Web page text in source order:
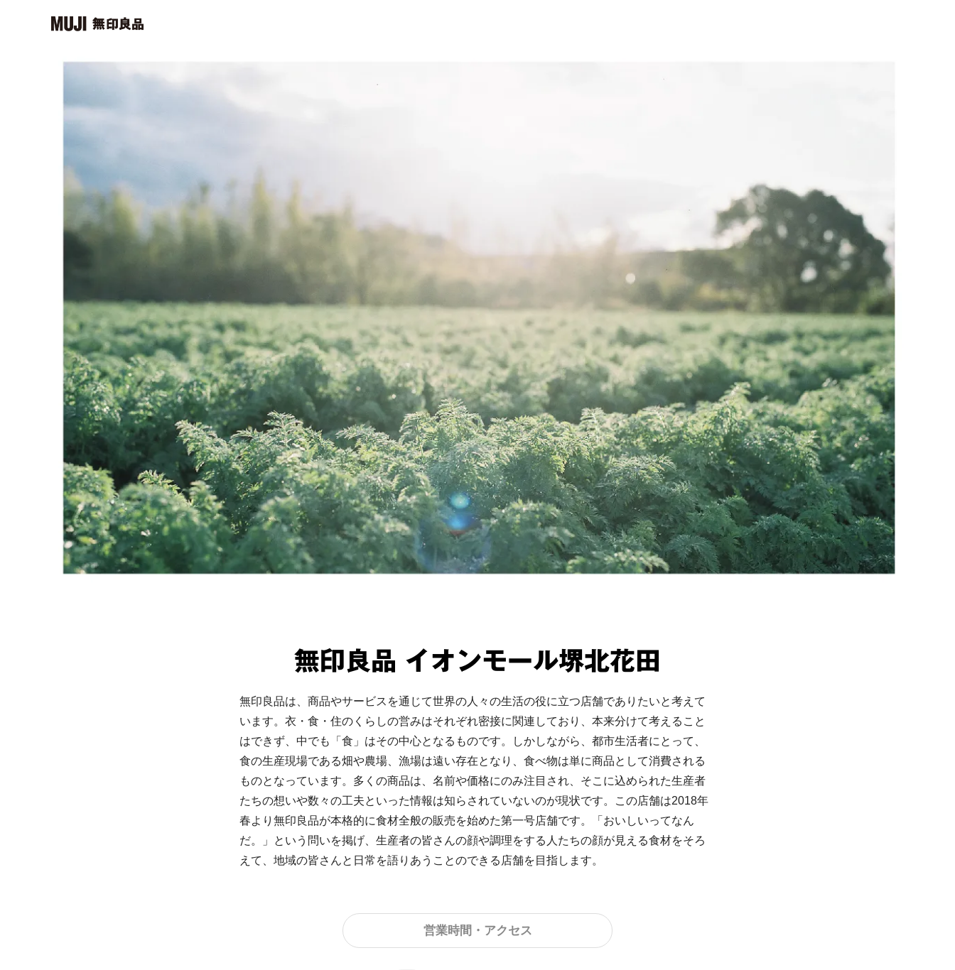
無印良品 イオンモール堺北花田
無印良品は、商品やサービスを通じて世界の人々の生活の役に立つ店舗でありたいと考えて
います。衣・食・住のくらしの営みはそれぞれ密接に関連しており、本来分けて考えること
はできず、中でも「食」はその中心となるものです。しかしながら、都市生活者にとって、
食の生産現場である畑や農場、漁場は遠い存在となり、食べ物は単に商品として消費される
ものとなっています。多くの商品は、名前や価格にのみ注目され、そこに込められた生産者
たちの想いや数々の工夫といった情報は知らされていないのが現状です。この店舗は2018年
春より無印良品が本格的に食材全般の販売を始めた第一号店舗です。「おいしいってなん
だ。」という問いを掲げ、生産者の皆さんの顔や調理をする人たちの顔が見える食材をそろ
えて、地域の皆さんと日常を語りあうことのできる店舗を目指します。
営業時間・アクセス